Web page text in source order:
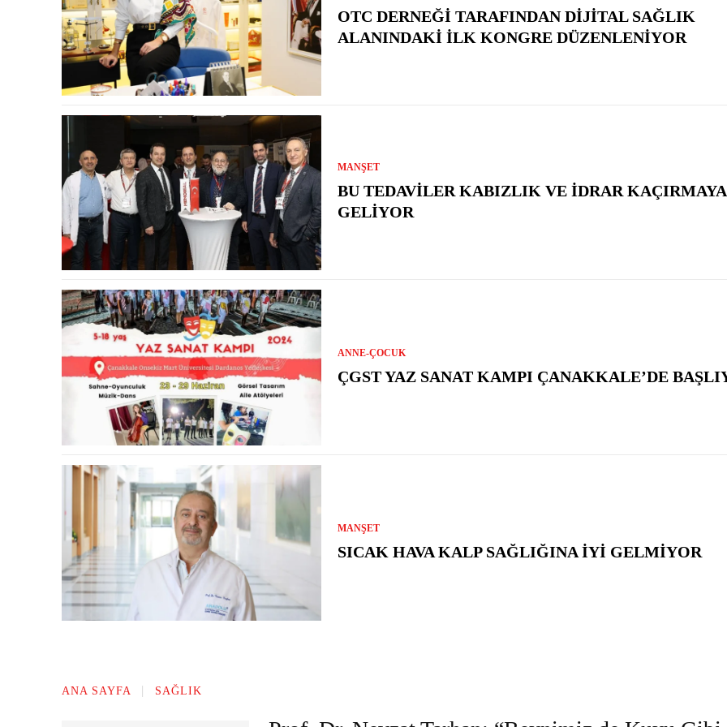
OTC DERNEĞI TARAFINDAN DIJITAL SAĞLIK
ALANINDAKI İLK KONGRE DÜZENLENIYOR
MANŞET
BU TEDAVILER KABIZLIK VE İDRAR
GELIYOR
ANNE-ÇOCUK
ÇGST YAZ SANAT KAMPI ÇANAKKALE’DE
MANŞET
SICAK HAVA KALP SAĞLIĞINA İYI GELMIYOR